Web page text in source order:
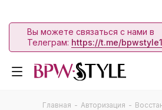
Вы можете связаться с нами в
Телеграм: https://t.me/bpwstyle1
Главная - Авторизация -